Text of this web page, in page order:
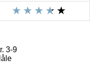
3-9